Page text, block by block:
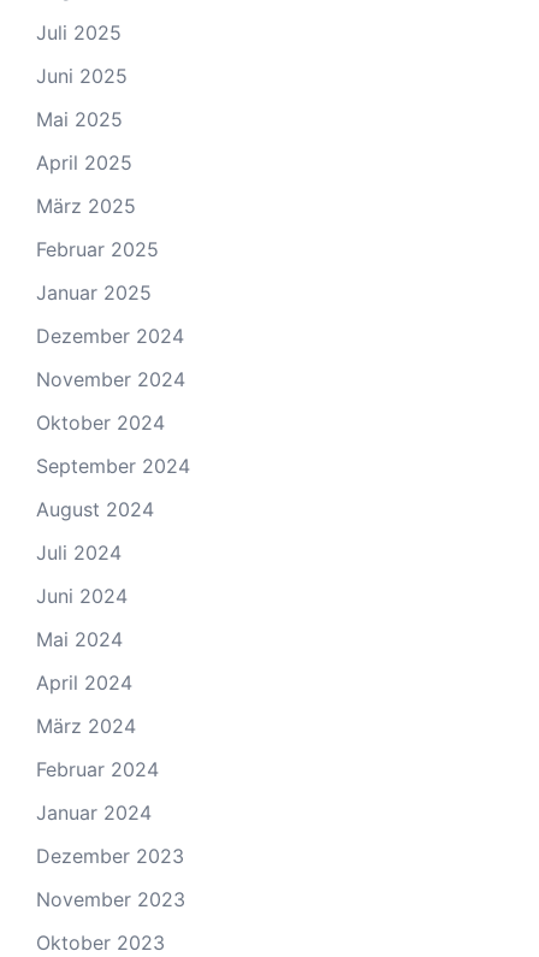
Juli 2025
Juni 2025
Mai 2025
April 2025
März 2025
Februar 2025
Januar 2025
Dezember 2024
November 2024
Oktober 2024
September 2024
August 2024
Juli 2024
Juni 2024
Mai 2024
April 2024
März 2024
Februar 2024
Januar 2024
Dezember 2023
November 2023
Oktober 2023